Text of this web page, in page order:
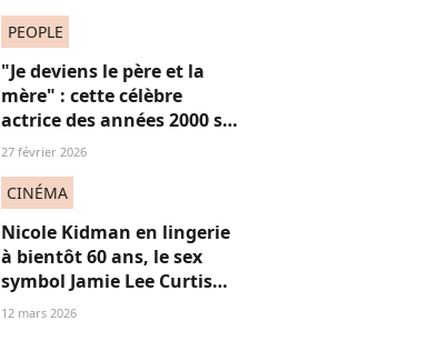
PEOPLE
"Je deviens le père et la
mère" : cette célèbre
actrice des années 2000 se
confie sur sa vie de parent
27 février 2026
CINÉMA
Nicole Kidman en lingerie
à bientôt 60 ans, le sex
symbol Jamie Lee Curtis
applaudit “son audace”
12 mars 2026